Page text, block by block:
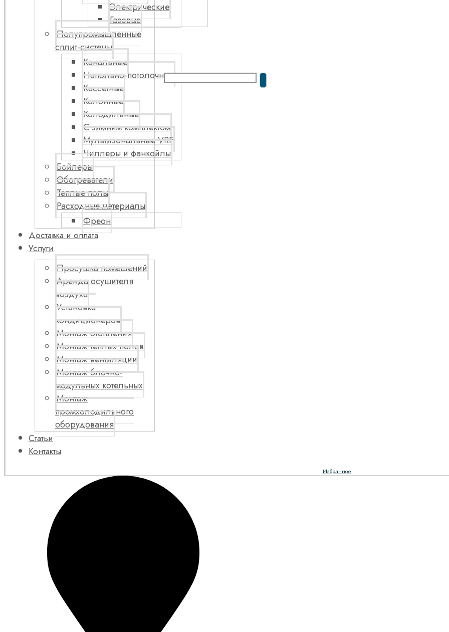
Электрические
Газовые
Полупромышленные
сплит-системы
Канальные
Напольно-потолочные
Кассетные
Колонные
Холодильные
С зимним комплектом
Мультизональные VRF
Чиллеры и фанкойлы
Бойлеры
Обогреватели
Теплые полы
Расходные материалы
Фреон
Доставка и оплата
Услуги
Просушка помещений
Аренда осушителя
воздуха
Установка
кондиционеров
Монтаж отопления
Монтаж теплых полов
Монтаж вентиляции
Монтаж блочно-
модульных котельных
Монтаж
промхолодильного
оборудования
Статьи
Контакты
Избранное